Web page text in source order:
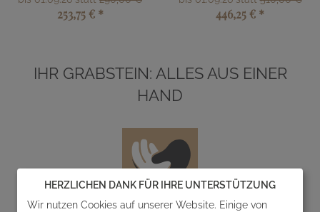
253,75 € * 446,25 € *
IHR GRABSTEIN: ALLES AUS EINER
HAND
HERZLICHEN DANK FÜR IHRE UNTERSTÜTZUNG
Wir nutzen Cookies auf unserer Website. Einige von